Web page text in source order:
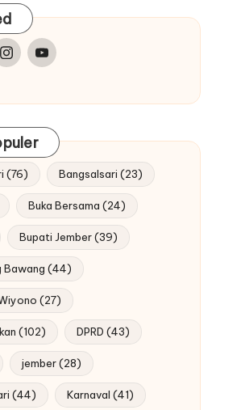
Youtube
(76) Bangsalsari (23)
Buka Bersama (24)
Bupati Jember(39)
Bawang (44)
(27)
(102) DPRD (43)
jember(28)
(44) Karnaval (41)